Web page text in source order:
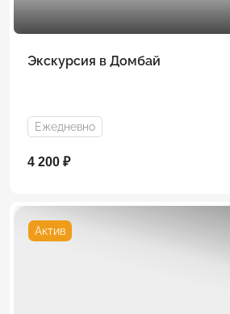
Экскурсия в Домбай
Ежедневно
4 200 ₽
Актив